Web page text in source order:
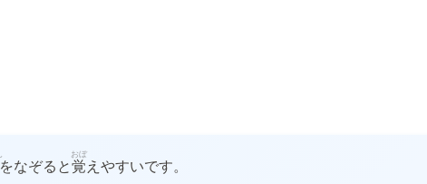
をなぞると覚
おぼ
えやすいです。